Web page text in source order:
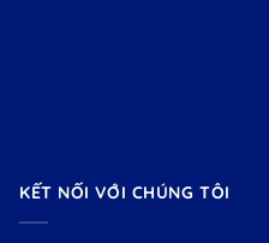
KẾT NỐI VỚI CHÚNG TÔI